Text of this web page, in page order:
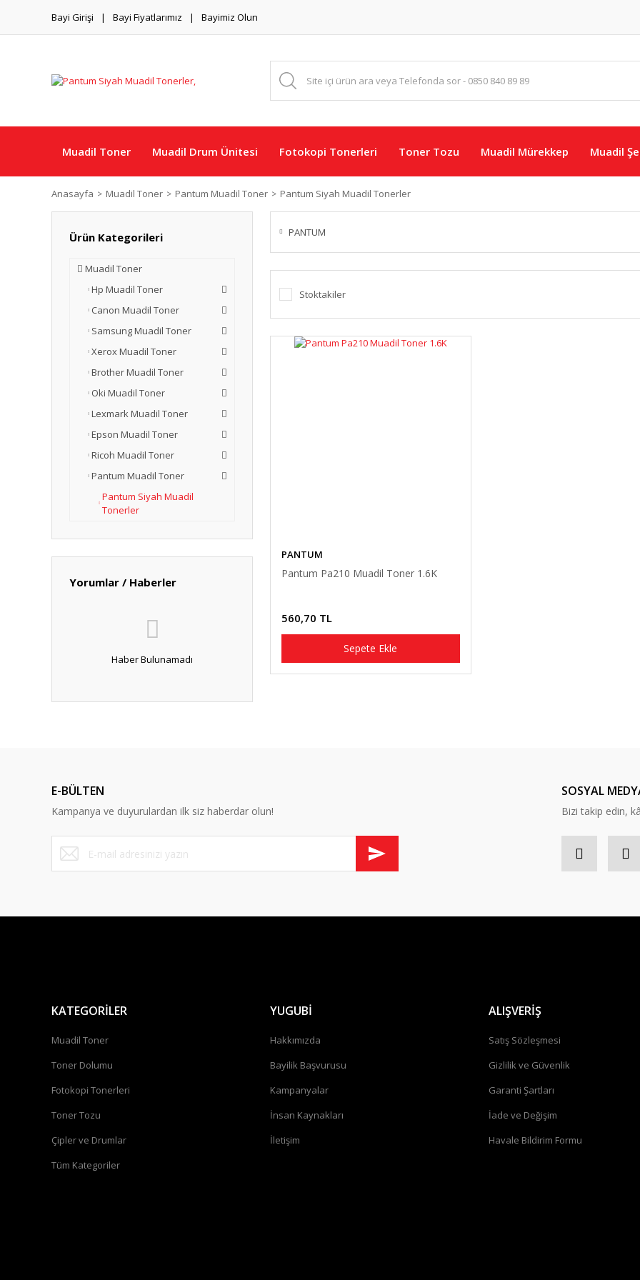
Bayi Girişi Bayi Fiyatlarımız Bayimiz Olun
Muadil Toner Muadil Drum Ünitesi Fotokopi Tonerleri Toner Tozu Muadil Mürekkep Muadil
Anasayfa Muadil Toner Pantum Muadil Toner Pantum Siyah Muadil Tonerler
Ürün Kategorileri
Muadil Toner
Hp Muadil Toner
Canon Muadil Toner
Samsung Muadil Toner
Xerox Muadil Toner
Brother Muadil Toner
Oki Muadil Toner
Lexmark Muadil Toner
Epson Muadil Toner
Ricoh Muadil Toner
Pantum Muadil Toner
Pantum Siyah Muadil
Tonerler
Yorumlar / Haberler
Haber Bulunamadı
PANTUM
Stoktakiler
PANTUM
Pantum Pa210 Muadil Toner 1.6K
560,70 TL
Sepete Ekle
E-BÜLTEN
Kampanya ve duyurulardan ilk siz haberdar olun!
SOSYAL
Bizi takip edin,
KATEGORİLER
Muadil Toner
Toner Dolumu
Fotokopi Tonerleri
Toner Tozu
Çipler ve Drumlar
Tüm Kategoriler
YUGUBİ
Hakkımızda
Bayilik Başvurusu
Kampanyalar
İnsan Kaynakları
İletişim
ALIŞVERİŞ
Satış Sözleşmesi
Gizlilik ve Güvenlik
Garanti Şartları
İade ve Değişim
Havale Bildirim Formu